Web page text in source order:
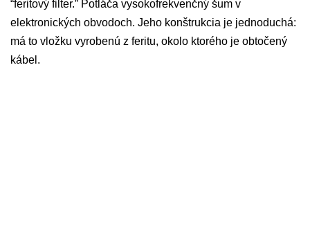
“feritový filter.” Potláča vysokofrekvenčný šum v
elektronických obvodoch. Jeho konštrukcia je jednoduchá:
má to vložku vyrobenú z feritu, okolo ktorého je obtočený
kábel.